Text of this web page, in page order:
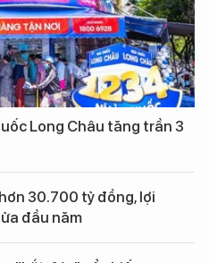
Long Châu tăng trần 3
30.700 tỷ đồng, lợi
đầu năm